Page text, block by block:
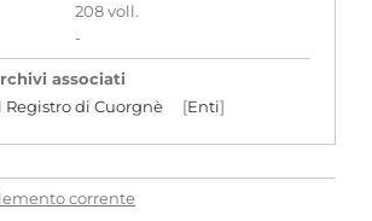
208 voll.
-
associati
Registro di Cuorgnè [Enti]
Ufficio del Registro di Cuorgnè
corrente